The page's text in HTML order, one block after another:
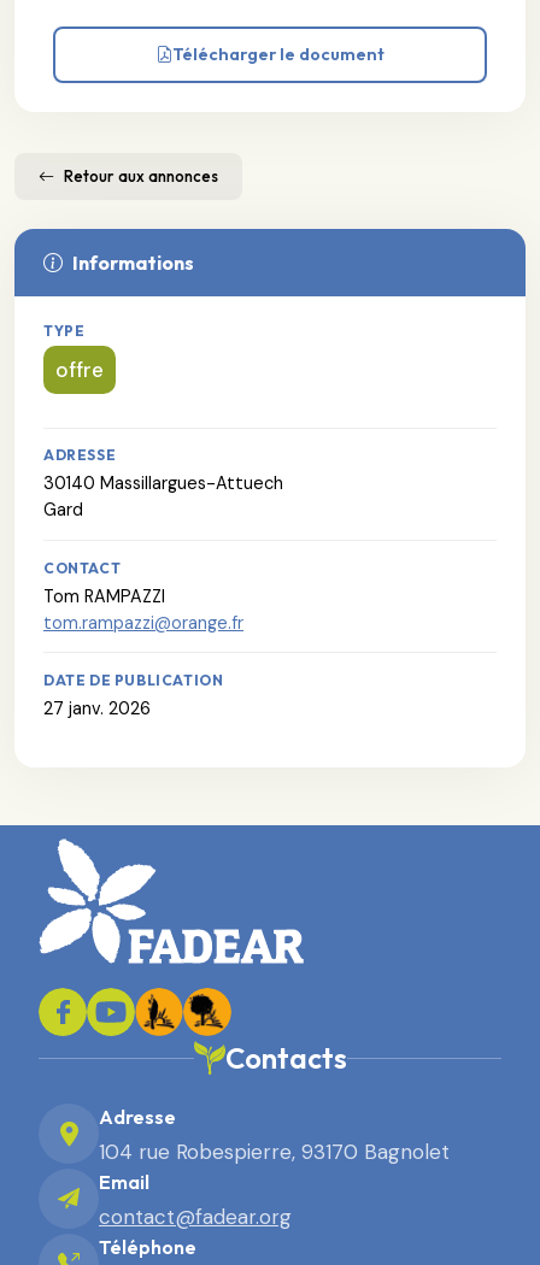
Télécharger le document
Retour aux annonces
Informations
TYPE
offre
ADRESSE
30140 Massillargues-Attuech
Gard
CONTACT
Tom RAMPAZZI
tom.rampazzi@orange.fr
DATE DE PUBLICATION
27 janv. 2026
Contacts
Adresse
104 rue Robespierre, 93170 Bagnolet
Email
contact@fadear.org
Téléphone